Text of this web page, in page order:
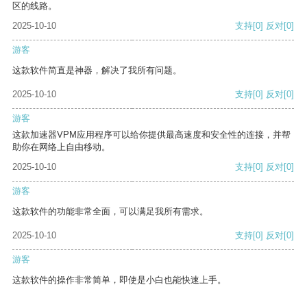
区的线路。
2025-10-10
支持[0] 反对[0]
游客
这款软件简直是神器，解决了我所有问题。
2025-10-10 支持[0] 反对[0]
游客
这款加速器VPM应用程序可以给你提供最高速度和安全性的连接，并帮
助你在网络上自由移动。
2025-10-10
支持[0] 反对[0]
游客
这款软件的功能非常全面，可以满足我所有需求。
2025-10-10 支持[0] 反对[0]
游客
这款软件的操作非常简单，即使是小白也能快速上手。